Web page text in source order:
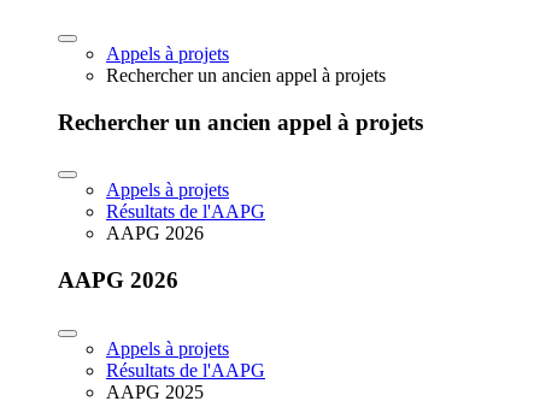
Appels à projets
Rechercher un ancien appel à projets
Rechercher un ancien appel à projets
Appels à projets
Résultats de l'AAPG
AAPG 2026
AAPG 2026
Appels à projets
Résultats de l'AAPG
AAPG 2025